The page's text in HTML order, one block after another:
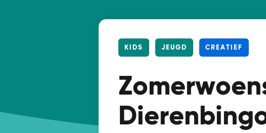
KIDS JEUGD CREATIEF